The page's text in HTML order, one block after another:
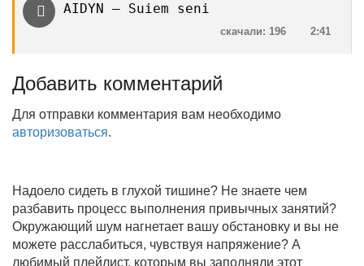
AIDYN — Suiem seni
2:41
скачали: 196
Добавить комментарий
Для отправки комментария вам необходимо
авторизоваться.
Надоело сидеть в глухой тишине? Не знаете чем
разбавить процесс выполнения привычных занятий?
Окружающий шум нагнетает вашу обстановку и вы не
можете расслабиться, чувствуя напряжение? А
любимый плейлист, которым вы заполняли этот